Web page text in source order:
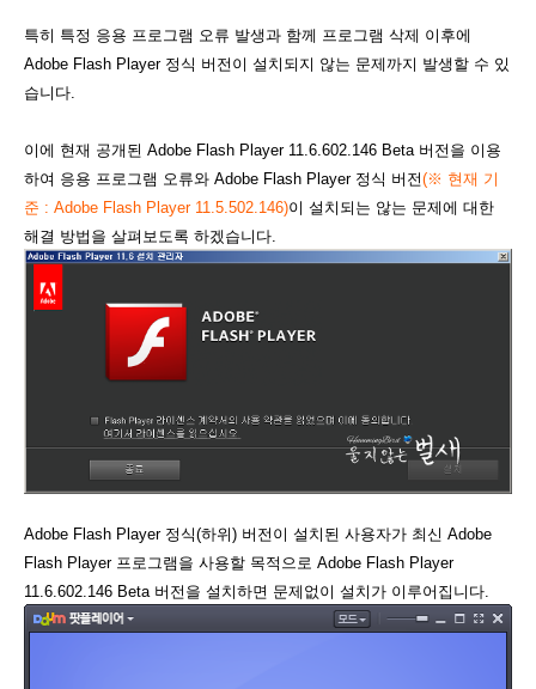
특히 특정 응용 프로그램 오류 발생과 함께 프로그램 삭제 이후에
Adobe Flash Player 정식 버전이 설치되지 않는 문제까지 발생할 수 있
습니다.
이에 현재 공개된 Adobe Flash Player 11.6.602.146 Beta 버전을 이용
하여 응용 프로그램 오류와 Adobe Flash Player 정식 버전(※ 현재 기
준 : Adobe Flash Player 11.5.502.146)이 설치되는 않는 문제에 대한
해결 방법을 살펴보도록 하겠습니다.
Adobe Flash Player 정식(하위) 버전이 설치된 사용자가 최신 Adobe
Flash Player 프로그램을 사용할 목적으로 Adobe Flash Player
11.6.602.146 Beta 버전을 설치하면 문제없이 설치가 이루어집니다.